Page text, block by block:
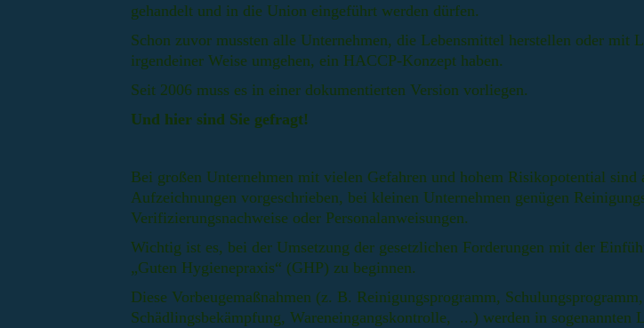
gehandelt und in die Union eingeführt werden dürfen.
Schon zuvor mussten alle Unternehmen, die Lebensmittel herstellen oder mit
irgendeiner Weise umgehen, ein HACCP-Konzept haben.
Seit 2006 muss es in einer dokumentierten Version vorliegen.
Und hier sind Sie gefragt!
Bei großen Unternehmen mit vielen Gefahren und hohem Risikopotential sind
Aufzeichnungen vorgeschrieben, bei kleinen Unternehmen genügen
Verifizierungsnachweise oder Personalanweisungen.
Wichtig ist es, bei der Umsetzung der gesetzlichen Forderungen mit der
„Guten Hygienepraxis“ (GHP) zu beginnen.
Diese Vorbeugemaßnahmen (z. B. Reinigungsprogramm, Schulungsprogramm,
Schädlingsbekämpfung, Wareneingangskontrolle, ...) werden in sogenannten